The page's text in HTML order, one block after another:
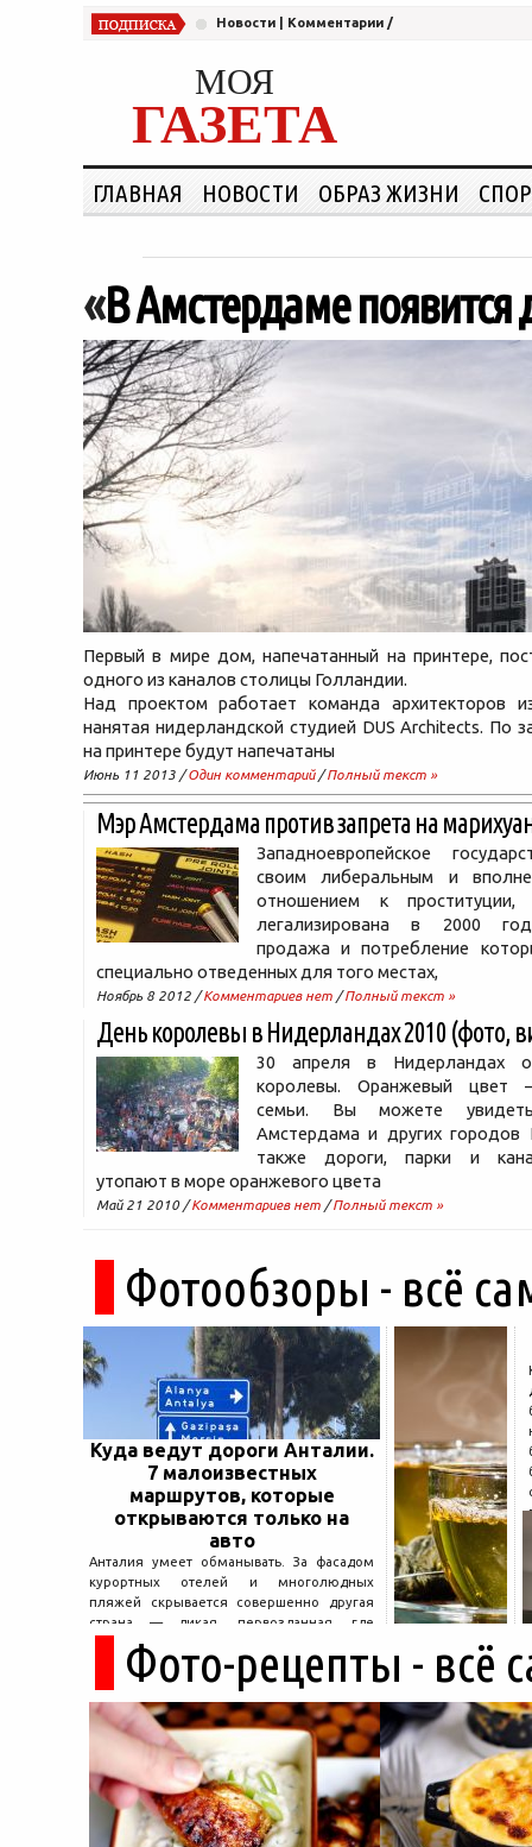
Новости Комментарии /
МОЯ
ГАЗЕТА
ГЛАВНАЯ НОВОСТИ ОБРАЗ ЖИЗНИ
«В Амстердаме появится
Первый в мире дом, напечатанный на принтере,
одного из каналов столицы Голландии.
Над проектом работает команда архитекторов
нанятая нидерландской студией DUS Architects. По
на принтере будут напечатаны
Июнь 11 2013 /Один комментарий/Полный текст »
Мэр Амстердама против запрета на
Западноевропейское
своим либеральным и
отношением к
легализирована в 2000
продажа и потребление
специально отведенных для того местах,
Ноябрь 8 2012 /Комментариев нет /Полный текст »
День королевы в Нидерландах 2010 (фото,
30 апреля в Нидерландах
королевы. Оранжевый цвет
семьи. Вы можете
Амстердама и других городов
также дороги, парки и
утопают в море оранжевого цвета
Май 21 2010 /Комментариев нет /Полный текст »
Фотообзоры - всё
Куда ведут дороги Анталии.
7 малоизвестных
маршрутов, которые
открываются только на
авто
Анталия умеет обманывать. За фасадом
курортных отелей и многолюдных
пляжей скрывается совершенно другая
страна — дикая, первозданная, где
древние руины дремлют в тени кедров, а
горные дороги ведут к местам, о которых
не расскажет ни один автобусный гид....
Фото-рецепты - всё